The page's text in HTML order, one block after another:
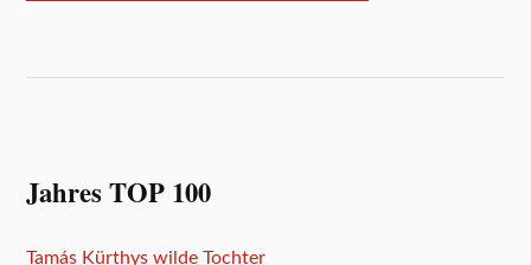
Jahres TOP 100
Tamás Kürthys wilde Tochter